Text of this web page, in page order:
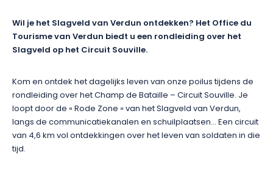
Wil je het Slagveld van Verdun ontdekken? Het Office du
Tourisme van Verdun biedt u een rondleiding over het
Slagveld op het Circuit Souville.
Kom en ontdek het dagelijks leven van onze poilus tijdens de
rondleiding over het Champ de Bataille – Circuit Souville. Je
loopt door de « Rode Zone » van het Slagveld van Verdun,
langs de communicatiekanalen en schuilplaatsen… Een circuit
van 4,6 km vol ontdekkingen over het leven van soldaten in die
tijd.